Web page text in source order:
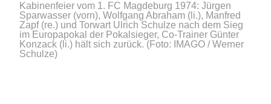
Kabinenfeier vom 1. FC Magdeburg 1974: Jürgen
Sparwasser (vorn), Wolfgang Abraham (li.), Manfred
Zapf (re.) und Torwart Ulrich Schulze nach dem Sieg
im Europapokal der Pokalsieger, Co-Trainer Günter
Konzack (li.) hält sich zurück. (Foto: IMAGO / Werner
Schulze)